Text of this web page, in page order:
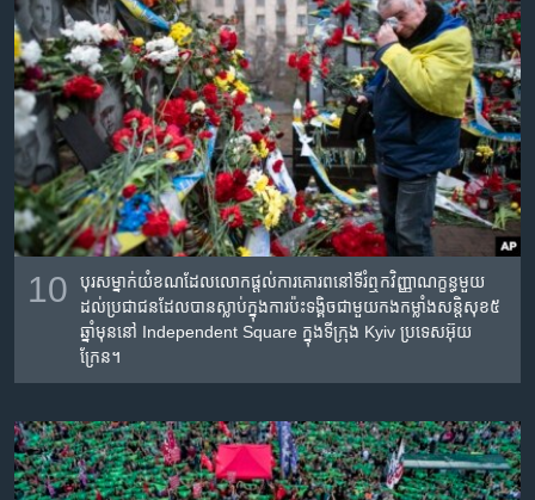
10
បុរស​ម្នាក់​យំ​ខណ​ដែល​លោក​ផ្តល់​ការ​គោរព​នៅ​ទី​រំឮក​វិញ្ញាណ​ក្ខន្ធ​មួយ
ដល់​ប្រជាជន​ដែលបាន​ស្លាប់​ក្នុង​ការ​ប៉ះទង្គិច​ជាមួយ​កងកម្លាំង​សន្តិសុខ​៥​
ឆ្នាំ​មុន​នៅ​ Independent Square ក្នុង​ទីក្រុង​ Kyiv ប្រទេស​អ៊ុយ
ក្រែន។